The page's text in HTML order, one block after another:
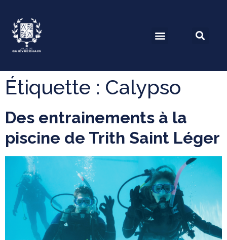
Étiquette : Calypso
Des entrainements à la
piscine de Trith Saint Léger